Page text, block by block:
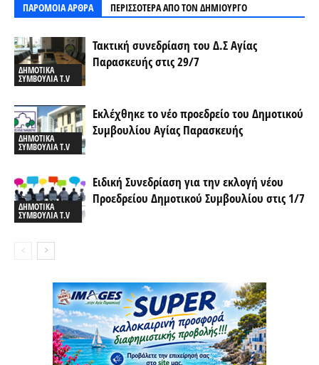
ΠΑΡΟΜΟΙΑ ΑΡΘΡΑ ΠΕΡΙΣΣΟΤΕΡΑ ΑΠΟ ΤΟΝ ΔΗΜΙΟΥΡΓΟ
ΔΗΜΟΤΙΚΑ
ΣΥΜΒΟΥΛΙΑ T.V
Τακτική συνεδρίαση του Δ.Σ Αγίας
Παρασκευής στις 29/7
ΔΗΜΟΤΙΚΑ
ΣΥΜΒΟΥΛΙΑ T.V
Εκλέχθηκε το νέο προεδρείο του Δημοτικού
Συμβουλίου Αγίας Παρασκευής
ΔΗΜΟΤΙΚΑ
ΣΥΜΒΟΥΛΙΑ T.V
Ειδική Συνεδρίαση για την εκλογή νέου
Προεδρείου Δημοτικού Συμβουλίου στις 1/7